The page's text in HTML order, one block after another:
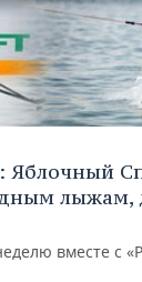
Яблочный
лыжам,
вместе с